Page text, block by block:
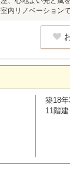
内リノベーション
築18年
11階建